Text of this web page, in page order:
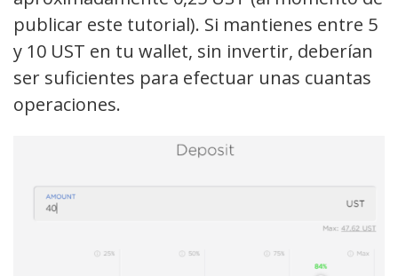
publicar este tutorial). Si mantienes entre 5
y 10 UST en tu wallet, sin invertir, deberían
ser suficientes para efectuar unas cuantas
operaciones.